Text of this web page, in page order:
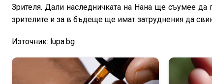
Зрителя. Дали наследничката на Нана ще съумее да
зрителите и за в бъдеще ще имат затруднения да
Източник: lupa.bg